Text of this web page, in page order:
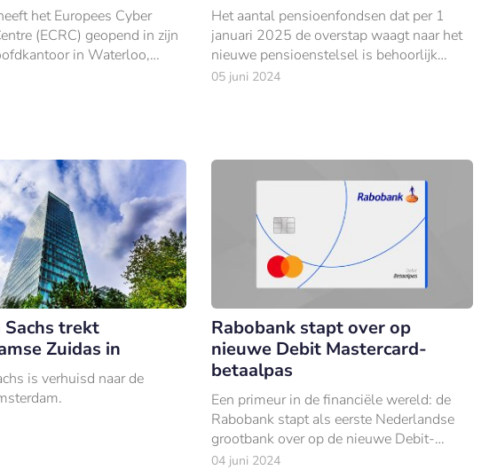
het Europees Cyber
(ECRC) geopend in zijn
in Waterloo,
Het aantal pensioenfondsen dat per 1
januari 2025 de overstap waagt naar het
nieuwe pensioenstelsel is behoorlijk
gedaald.
05 juni 2024
Sachs trekt
Zuidas in
is verhuisd naar de
Rabobank stapt over op
nieuwe Debit Mastercard-
betaalpas
Een primeur in de financiële wereld: de
Rabobank stapt als eerste Nederlandse
grootbank over op de nieuwe Debit-
Mastercard.
04 juni 2024